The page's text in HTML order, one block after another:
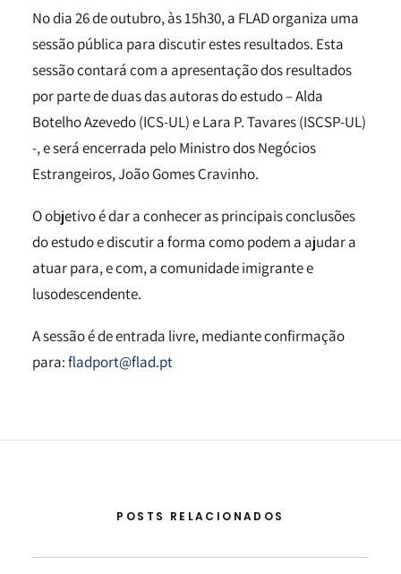
No dia 26 de outubro, às 15h30, a FLAD organiza uma
sessão pública para discutir estes resultados. Esta
sessão contará com a apresentação dos resultados
por parte de duas das autoras do estudo – Alda
Botelho Azevedo (ICS-UL) e Lara P. Tavares (ISCSP-UL)
-, e será encerrada pelo Ministro dos Negócios
Estrangeiros, João Gomes Cravinho.
O objetivo é dar a conhecer as principais conclusões
do estudo e discutir a forma como podem a ajudar a
atuar para, e com, a comunidade imigrante e
lusodescendente.
A sessão é de entrada livre, mediante confirmação
para:fladport@flad.pt
POSTS RELACIONADOS